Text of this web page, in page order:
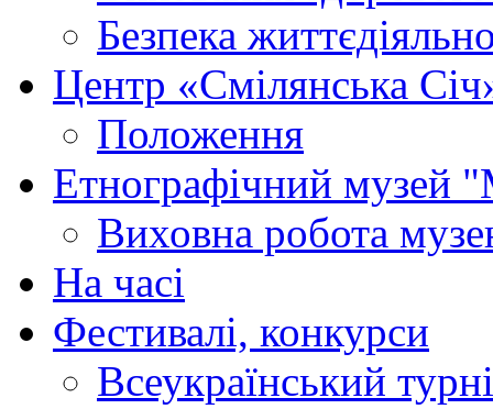
Безпека
Центр «Смілянська
Положення
Етнографічний музей
Виховна робота
На часі
Фестивалі, конкурси
Всеукраїнський